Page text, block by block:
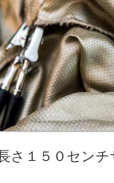
さ１５０セン